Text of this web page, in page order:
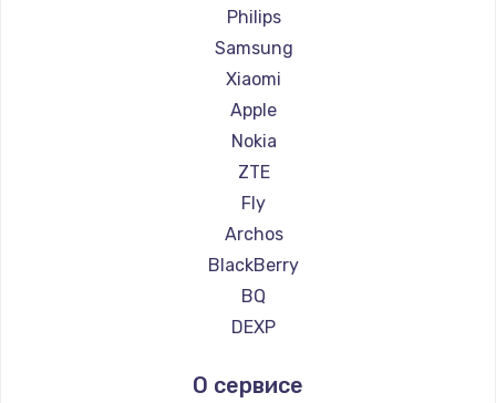
Ремонт смартфонов teXet
Ремонт смартфонов Motorola
Ремонт смартфонов Prestigio
Ремонт смартфонов Vertex
Ремонт смартфонов Microsoft
Ремонт смартфонов Sharp
Ремонт смартфонов Elephone
Ремонт смартфонов BlackView
Ремонт смартфонов Google
Ремонт смартфонов Vertu
Ремонт смартфонов Tp-Link
Ремонт смартфонов Nubia
Philips
Samsung
Xiaomi
Apple
Nokia
ZTE
Fly
Archos
BlackBerry
BQ
DEXP
Ginzzu
О сервисе